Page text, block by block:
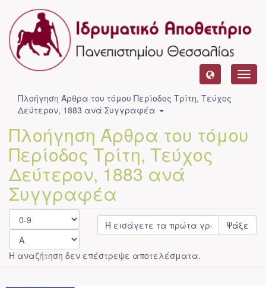
Πλοήγηση Άρθρα του τόμου Περίοδος Τρίτη, Τεύχος
Δεύτερον, 1883 ανά Συγγραφέα
Πλοήγηση Άρθρα του τόμου
Περίοδος Τρίτη, Τεύχος
Δεύτερον, 1883 ανά
Συγγραφέα
Ψάξε
Η αναζήτηση δεν επέστρεψε αποτελέσματα.